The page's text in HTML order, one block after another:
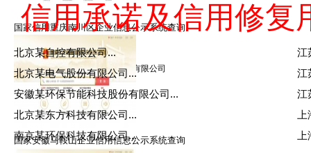
擅长：信用修复，信用管理
就职：北京众智众德企业管理有限公司
国家信用重庆南川区企业信息公示系统查询
国家安徽马鞍山企业信用信息公示系统查询
信用承诺及信用修复
北京某自控有限公司...
江
北京某电气股份有限公司...
江
安徽某环保节能科技股份有限公司...
江
北京某东方科技有限公司...
南京某环保科技有限公司...